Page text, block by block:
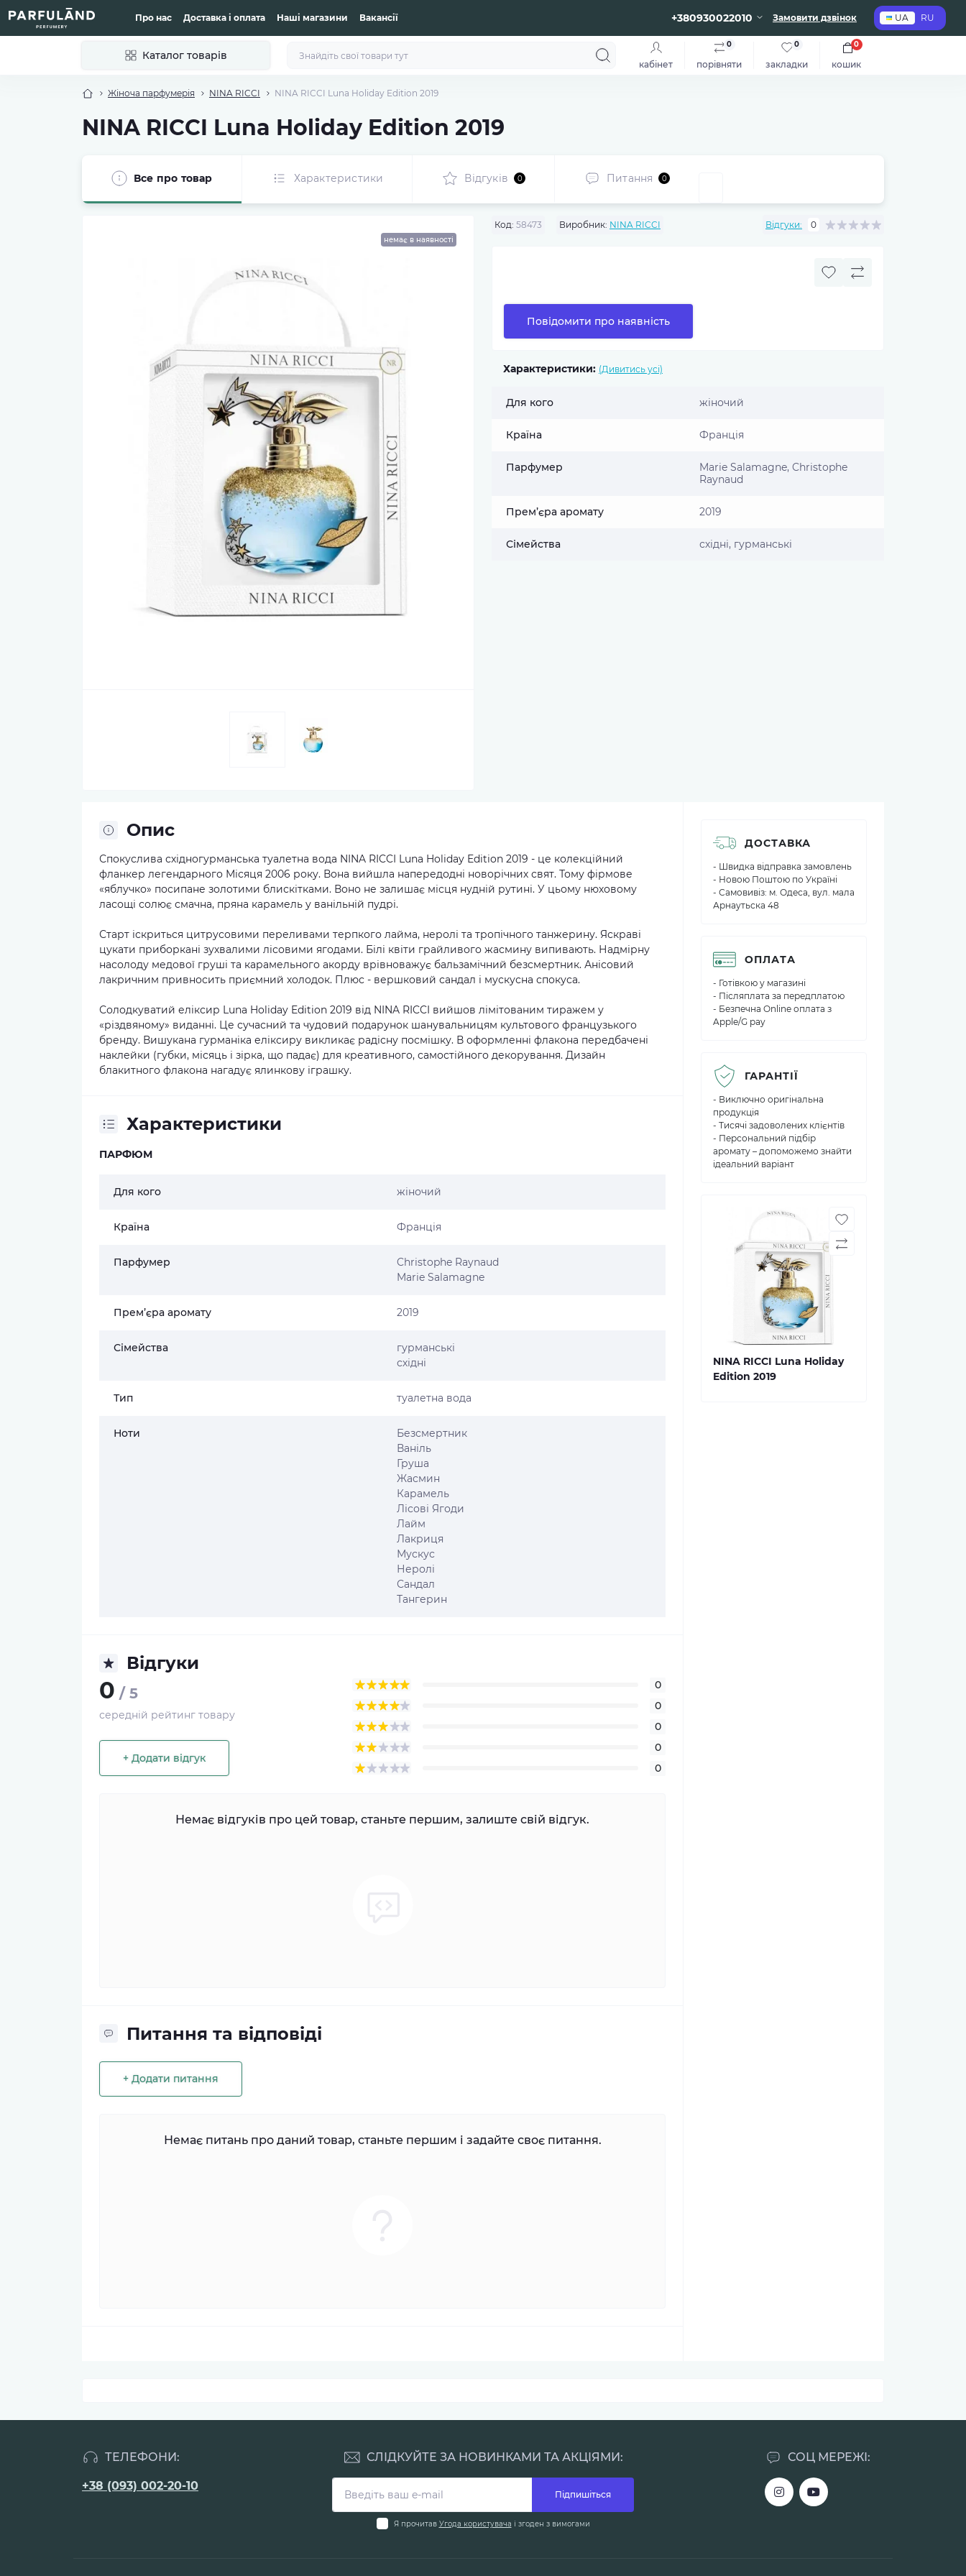
Про нас Доставка і оплата Наші магазини Вакансії +380930022010 Замовити дзвінок UA RU
Каталог товарів
кабінет порівняти
0
закладки
0
кошик
0
Жіноча парфумерія NINA RICCI NINA RICCI Luna Holiday Edition 2019
NINA RICCI Luna Holiday Edition 2019
Все про товар Характеристики Відгуків 0 Питання 0
немає в наявності
Код: 58473 Виробник: NINA RICCI Відгуки: 0
Повідомити про наявність
Характеристики: (Дивитись усі)
Для кого жіночий
Країна Франція
Парфумер
Marie Salamagne, Christophe
Raynaud
Прем’єра аромату 2019
Сімейства східні, гурманські
Опис
Спокуслива східногурманська туалетна вода NINA RICCI Luna Holiday Edition 2019 - це колекційний
фланкер легендарного Місяця 2006 року. Вона вийшла напередодні новорічних свят. Тому фірмове
«яблучко» посипане золотими блискітками. Воно не залишає місця нудній рутині. У цьому нюховому
ласощі солює смачна, пряна карамель у ванільній пудрі.
Старт іскриться цитрусовими переливами терпкого лайма, неролі та тропічного танжерину. Яскраві
цукати приборкані зухвалими лісовими ягодами. Білі квіти грайливого жасмину випивають. Надмірну
насолоду медової груші та карамельного акорду врівноважує бальзамічний безсмертник. Анісовий
лакричним привносить приємний холодок. Плюс - вершковий сандал і мускусна спокуса.
Солодкуватий еліксир Luna Holiday Edition 2019 від NINA RICCI вийшов лімітованим тиражем у
«різдвяному» виданні. Це сучасний та чудовий подарунок шанувальницям культового французького
бренду. Вишукана гурманіка еліксиру викликає радісну посмішку. В оформленні флакона передбачені
наклейки (губки, місяць і зірка, що падає) для креативного, самостійного декорування. Дизайн
блакитного флакона нагадує ялинкову іграшку.
Характеристики
ПАРФЮМ
Для кого жіночий
Країна Франція
Парфумер
Christophe Raynaud
Marie Salamagne
Прем’єра аромату 2019
Сімейства
гурманські
східні
Тип туалетна вода
Ноти
Безсмертник
Ваніль
Груша
Жасмин
Карамель
Лісові Ягоди
Лайм
Лакриця
Мускус
Неролі
Сандал
Тангерин
Відгуки
0 / 5
середній рейтинг товару
+ Додати відгук
0
0
0
0
0
Немає відгуків про цей товар, станьте першим, залиште свій відгук.
Питання та відповіді
+ Додати питання
Немає питань про даний товар, станьте першим і задайте своє питання.
ДОСТАВКА
- Швидка відправка замовлень
- Новою Поштою по Україні
- Самовивіз: м. Одеса, вул. мала
Арнаутьска 48
ОПЛАТА
- Готівкою у магазині
- Післяплата за передплатою
- Безпечна Online оплата з
Apple/G pay
ГАРАНТІЇ
- Виключно оригінальна
продукція
- Тисячі задоволених клієнтів
- Персональний підбір
аромату – допоможемо знайти
ідеальний варіант
NINA RICCI Luna Holiday
Edition 2019
ТЕЛЕФОНИ:
+38 (093) 002-20-10
СОЦ МЕРЕЖІ:
СЛІДКУЙТЕ ЗА НОВИНКАМИ ТА АКЦІЯМИ:
Підпишіться
Я прочитав Угода користувача і згоден з вимогами